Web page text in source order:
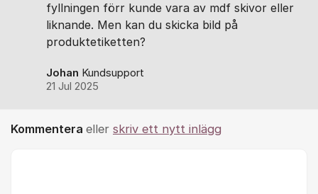
fyllningen förr kunde vara av mdf skivor eller
liknande. Men kan du skicka bild på
produktetiketten?
Johan Kundsupport
21 Jul 2025
Kommentera eller skriv ett nytt inlägg